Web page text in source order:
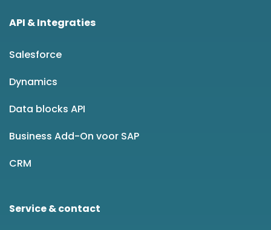
API & Integraties
Salesforce
Dynamics
Data blocks API
Business Add-On voor SAP
CRM
Service & contact